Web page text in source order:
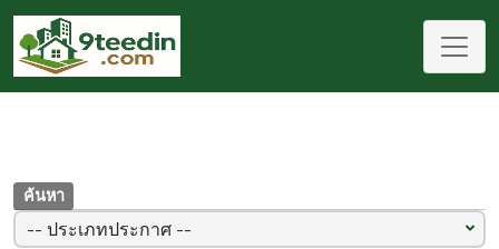
ค้นหา